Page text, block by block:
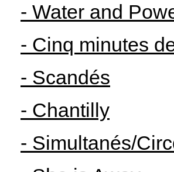
- Water and
- Cinq minutes
- Scandés
- Chantilly
- Simultanés/